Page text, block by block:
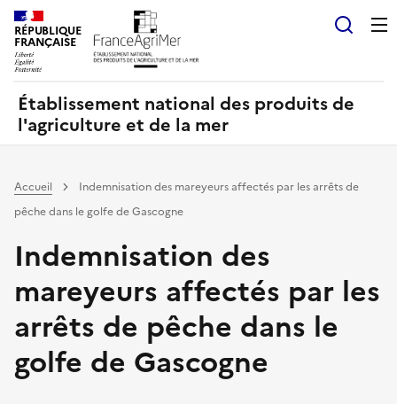
RÉPUBLIQUE
FRANÇAISE
Établissement national des produits de
l'agriculture et de la mer
Accueil
Indemnisation des mareyeurs affectés par les arrêts de
pêche dans le golfe de Gascogne
Indemnisation des
mareyeurs affectés par les
arrêts de pêche dans le
golfe de Gascogne
Panneau de gestion des cookies